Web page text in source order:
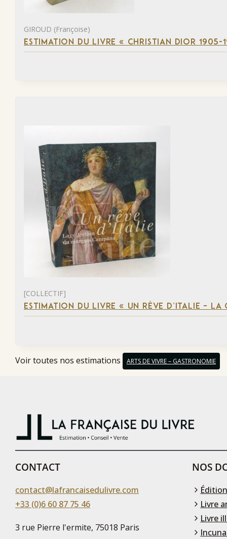
GIROUD (Françoise)
ESTIMATION DU LIVRE « CHRISTIAN DIOR 1905-
[COLLECTIF]
ESTIMATION DU LIVRE « UN RÊVE D’ITALIE –
Voir toutes nos estimations ARTS DE VIVRE – GASTRONOMIE
CONTACT
contact@lafrancaisedulivre.com
+33 (0)6 60 87 75 46
3 rue Pierre l'ermite, 75018 Paris
NOS
Livre
Livre